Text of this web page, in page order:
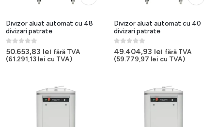
Divizor aluat automat cu 48
divizari patrate
0out of 5
50.653,83 lei fără TVA
(61.291,13 lei cu TVA)
Divizor aluat automat cu 40
divizari patrate
0out of 5
49.404,93 lei fără TVA
(59.779,97 lei cu TVA)